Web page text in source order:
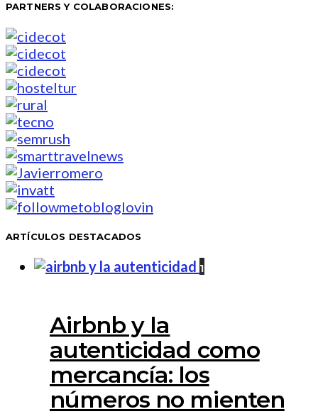
PARTNERS Y COLABORACIONES:
ARTÍCULOS DESTACADOS
1
Airbnb y la
autenticidad como
mercancía: los
números no mienten